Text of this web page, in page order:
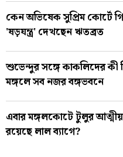
কেন অভিষেক সুপ্রিম কোর্টে
'ষড়যন্ত্র' দেখছেন ঋতব্রত
শুভেন্দুর সঙ্গে কাকলিদের
মঙ্গলে সব নজর বঙ্গভবনে
এবার মঙ্গলকোটে টুলুর
রয়েছে লাল ব্যাগে?